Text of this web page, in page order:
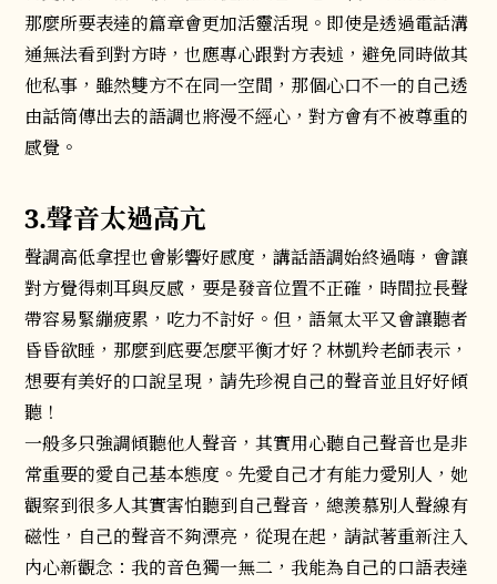
那麼所要表達的篇章會更加活靈活現。即使是透過電話溝
通無法看到對方時，也應專心跟對方表述，避免同時做其
他私事，雖然雙方不在同一空間，那個心口不一的自己透
由話筒傳出去的語調也將漫不經心，對方會有不被尊重的
感覺。
3.聲音太過高亢
聲調高低拿捏也會影響好感度，講話語調始終過嗨，會讓
對方覺得刺耳與反感，要是發音位置不正確，時間拉長聲
帶容易緊繃疲累，吃力不討好。但，語氣太平又會讓聽者
昏昏欲睡，那麼到底要怎麼平衡才好？林凱羚老師表示，
想要有美好的口說呈現，請先珍視自己的聲音並且好好傾
聽！
一般多只強調傾聽他人聲音，其實用心聽自己聲音也是非
常重要的愛自己基本態度。先愛自己才有能力愛別人，她
觀察到很多人其實害怕聽到自己聲音，總羨慕別人聲線有
磁性，自己的聲音不夠漂亮，從現在起，請試著重新注入
內心新觀念：我的音色獨一無二，我能為自己的口語表達